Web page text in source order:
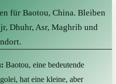
für Baotou, China. Bleiben
Dhuhr, Asr, Maghrib und
Baotou, eine bedeutende
hat eine kleine, aber